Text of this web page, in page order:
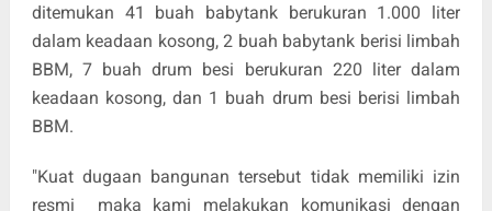
ditemukan 41 buah babytank berukuran 1.000 liter
dalam keadaan kosong, 2 buah babytank berisi limbah
BBM, 7 buah drum besi berukuran 220 liter dalam
keadaan kosong, dan 1 buah drum besi berisi limbah
BBM.
"Kuat dugaan bangunan tersebut tidak memiliki izin
resmi maka kami melakukan komunikasi dengan